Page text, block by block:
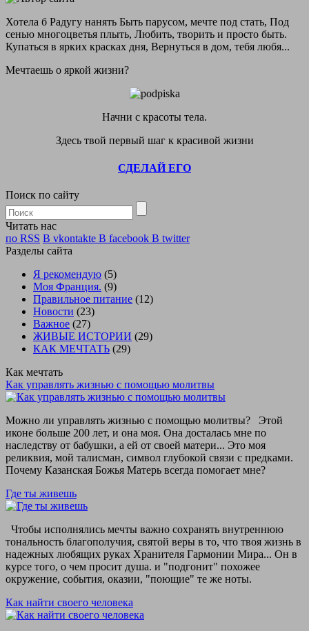
Хотела б Радугу нанять Быть парусом, мечте под стать, Под
сенью многоцветья плыть, Любить, творить и просто быть.
Купаться в ярких красках дня, Вернуться в дом, тебя любя...
Мечтаешь о яркой жизни?
Начни с красоты тела.
Здесь твой первый шаг к красивой жизни
СДЕЛАЙ ЕГО
Поиск по сайту
Читать нас
по RSS В vkontakte В facebook В twitter
Разделы сайта
Я рекомендую (5)
Моя Франция. (9)
Правильное питание (12)
Новости (23)
Важное (27)
ЖИВЫЕ ИСТОРИИ (29)
КАК МЕЧТАТЬ (29)
Как мечтать
Как управлять жизнью с помощью молитвы
Можно ли управлять жизнью с помощью молитвы? Этой
иконе больше 200 лет, и она моя. Она досталась мне по
наследству от бабушки, а ей от своей матери... Это моя
реликвия, мой талисман, символ глубокой связи с предками.
Почему Казанская Божья Матерь всегда помогает мне?
Где ты живешь
Чтобы исполнялись мечты важно сохранять внутреннюю
тональность благополучия, святой веры в то, что твоя жизнь в
надежных любящих руках Хранителя Гармонии Мира... Он в
курсе того, о чем просит душа. и "подгонит" похожее
окружение, события, оказии, "поющие" те же ноты.
Как найти своего человека